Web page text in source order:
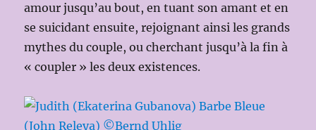
amour jusqu’au bout, en tuant son amant et en
se suicidant ensuite, rejoignant ainsi les grands
mythes du couple, ou cherchant jusqu’à la fin à
« coupler » les deux existences.